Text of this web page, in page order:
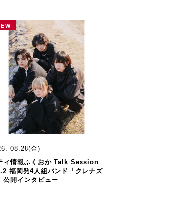
08.28(金)
ィ情報ふくおか Talk Session
福岡発4人組バンド「クレナズ
公開インタビュー